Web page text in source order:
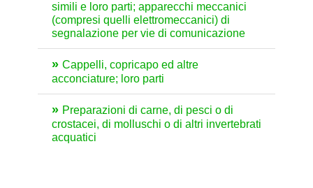
simili e loro parti; apparecchi meccanici
(compresi quelli elettromeccanici) di
segnalazione per vie di comunicazione
Cappelli, copricapo ed altre
acconciature; loro parti
Preparazioni di carne, di pesci o di
crostacei, di molluschi o di altri invertebrati
acquatici